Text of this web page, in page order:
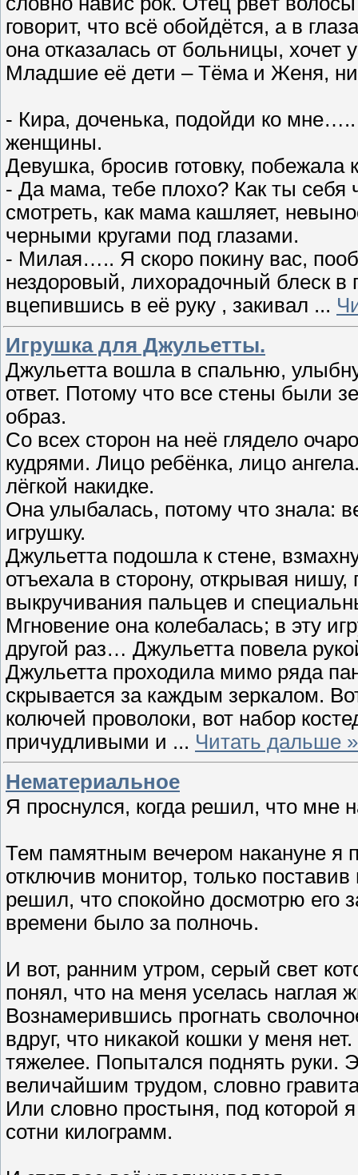
говорит, что всё обойдётся, а в
она отказалась от больницы, хочет
Младшие её дети – Тёма и Женя,
- Кира, доченька, подойди ко
женщины.
Девушка, бросив готовку, побежала
- Да мама, тебе плохо? Как ты
смотреть, как мама кашляет,
черными кругами под глазами.
- Милая….. Я скоро покину вас,
нездоровый, лихорадочный блеск в
вцепившись в её руку , закивал ...
Игрушка для Джульетты.
Джульетта вошла в спальню,
ответ. Потому что все стены были
образ.
Со всех сторон на неё глядело
кудрями. Лицо ребёнка, лицо
лёгкой накидке.
Она улыбалась, потому что знала:
игрушку.
Джульетта подошла к стене,
отъехала в сторону, открывая
выкручивания пальцев и
Мгновение она колебалась; в эту
другой раз… Джульетта повела
Джульетта проходила мимо ряда
скрывается за каждым зеркалом.
колючей проволоки, вот набор
причудливыми и ... Читать дальше »
Нематериальное
Я проснулся, когда решил, что мне
Тем памятным вечером накануне я
отключив монитор, только
решил, что спокойно досмотрю его
времени было за полночь.
И вот, ранним утром, серый свет
понял, что на меня уселась
Вознамерившись прогнать
вдруг, что никакой кошки у меня
тяжелее. Попытался поднять руки.
величайшим трудом, словно
Или словно простыня, под которой
сотни килограмм.